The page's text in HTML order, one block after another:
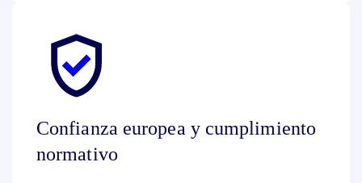
Confianza europea y cumplimiento
normativo